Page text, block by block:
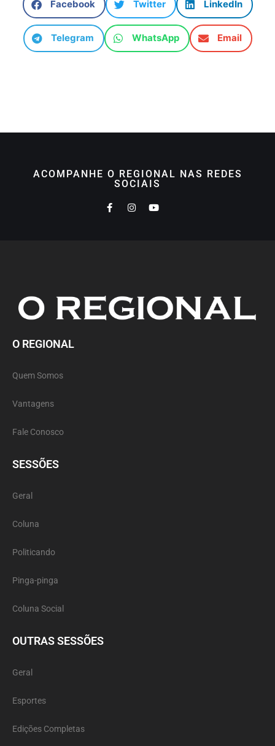
Facebook Twitter LinkedIn
Telegram WhatsApp Email
ACOMPANHE O REGIONAL NAS REDES
SOCIAIS
O REGIONAL
Quem Somos
Vantagens
Fale Conosco
SESSÕES
Geral
Coluna
Politicando
Pinga-pinga
Coluna Social
OUTRAS SESSÕES
Geral
Esportes
Edições Completas